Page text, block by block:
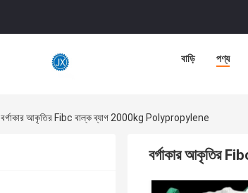
বাড়ি পণ্য
বর্গাকার আকৃতির Fibc বাল্ক ব্যাগ 2000kg Polypropylene
বর্গাকার আকৃতির